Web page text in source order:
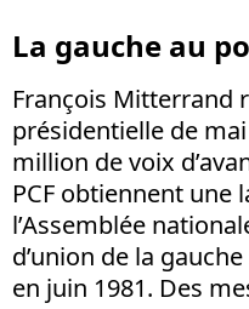
La gauche au
François Mitterrand
présidentielle de mai
million de voix
PCF obtiennent une
l’Assemblée
d’union de la
en juin 1981. Des